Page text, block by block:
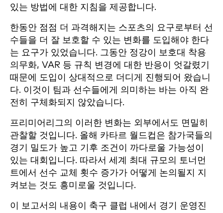
있는 방법에 대한 지침을 제공합니다.
한동안 점점 더 과격해지는 스포츠의 요구로부터 선
수들을 더 잘 보호할 수 있는 변화를 도입해야 한다
는 요구가 있었습니다. 그동안 정강이 보호대 착용
의무화, VAR 등 규칙 변경에 대한 반응이 엇갈렸기
때문에 도입이 상대적으로 더디게 진행되어 왔습니
다. 이것이 팀과 선수들에게 의미하는 바는 아직 완
전히 구체화되지 않았습니다.
프리미어리그의 이러한 변화는 외부에서도 면밀히
관찰할 것입니다. 올해 카타르 월드컵은 참가국들의
경기 밀도가 높고 기후 조건이 까다로울 가능성이
있는 대회입니다. 따라서 세계 최대 규모의 토너먼
트에서 선수 교체 횟수 증가가 어떻게 논의될지 지
켜보는 것도 흥미로울 것입니다.
이 보고서의 내용이 축구 클럽 내에서 경기 운영진